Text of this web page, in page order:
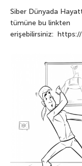
Siber Dünyada
tümüne bu linkten
erişebilirsiniz: